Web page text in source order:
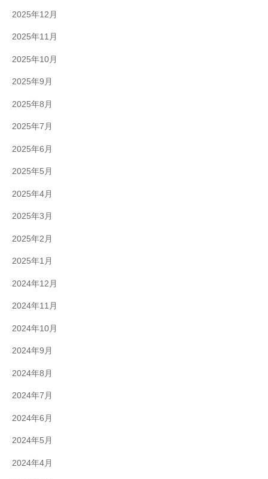
2025年12月
2025年11月
2025年10月
2025年9月
2025年8月
2025年7月
2025年6月
2025年5月
2025年4月
2025年3月
2025年2月
2025年1月
2024年12月
2024年11月
2024年10月
2024年9月
2024年8月
2024年7月
2024年6月
2024年5月
2024年4月